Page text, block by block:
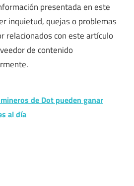
presentada en este
inquietud, quejas o problemas
relacionados con este artículo
de contenido
de Dot pueden ganar
al día